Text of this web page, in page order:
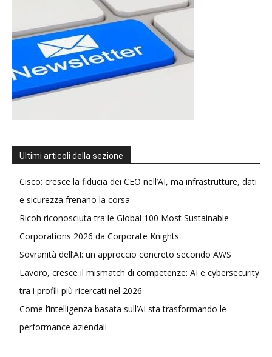
Ultimi articoli della sezione
Cisco: cresce la fiducia dei CEO nell’AI, ma infrastrutture, dati
e sicurezza frenano la corsa
Ricoh riconosciuta tra le Global 100 Most Sustainable
Corporations 2026 da Corporate Knights
Sovranità dell’AI: un approccio concreto secondo AWS
Lavoro, cresce il mismatch di competenze: AI e cybersecurity
tra i profili più ricercati nel 2026
Come l’intelligenza basata sull’AI sta trasformando le
performance aziendali